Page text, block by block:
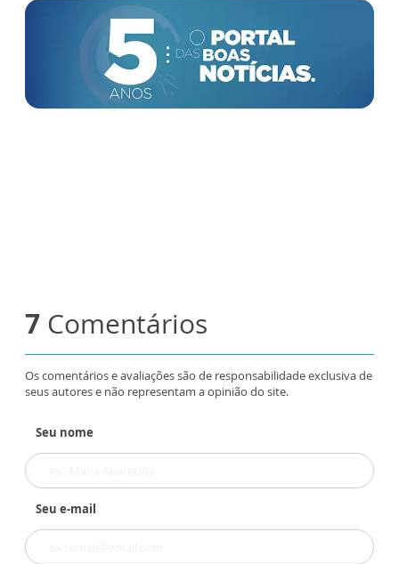
7 Comentários
Os comentários e avaliações são de responsabilidade exclusiva de
seus autores e não representam a opinião do site.
Seu nome
Seu e-mail